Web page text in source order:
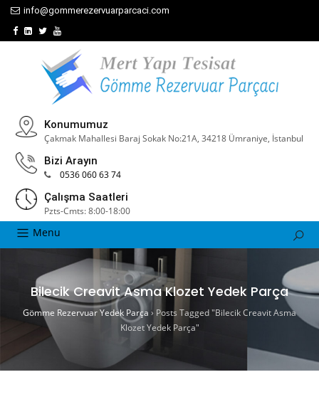
info@gommerezervuarparcaci.com
Konumumuz
Çakmak Mahallesi Baraj Sokak No:21A, 34218 Ümraniye, İstanbul
Bizi Arayın
0536 060 63 74
Çalışma Saatleri
Pzts-Cmts: 8:00-18:00
Menu
Bilecik Creavit Asma Klozet Yedek Parça
Gömme Rezervuar Yedek Parça › Posts Tagged "Bilecik Creavit Asma
Klozet Yedek Parça"